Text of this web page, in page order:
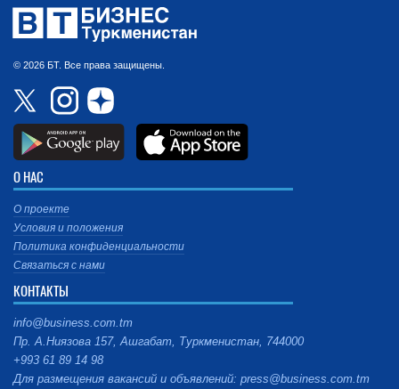
© 2026 БТ. Все права защищены.
О НАС
О проекте
Условия и положения
Политика конфиденциальности
Связаться с нами
КОНТАКТЫ
info@business.com.tm
Пр. А.Ниязова 157, Ашгабат, Туркменистан, 744000
+993 61 89 14 98
Для размещения вакансий и объявлений: press@business.com.tm